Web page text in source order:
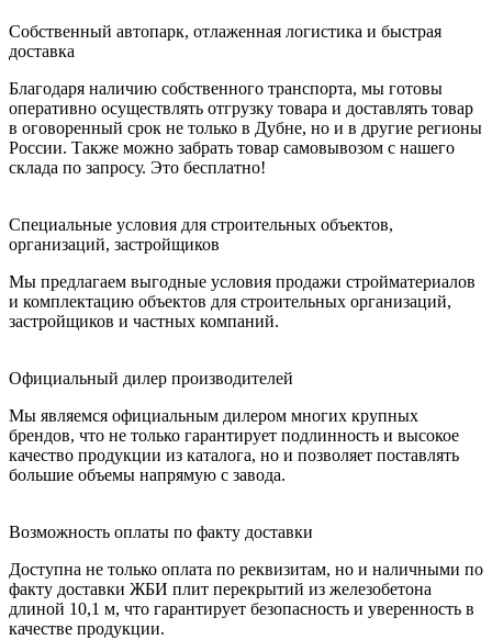
Собственный автопарк, отлаженная логистика и быстрая
доставка
Благодаря наличию собственного транспорта, мы готовы
оперативно осуществлять отгрузку товара и доставлять товар
в оговоренный срок не только в Дубне, но и в другие регионы
России. Также можно забрать товар самовывозом с нашего
склада по запросу. Это бесплатно!
Специальные условия для строительных объектов,
организаций, застройщиков
Мы предлагаем выгодные условия продажи стройматериалов
и комплектацию объектов для строительных организаций,
застройщиков и частных компаний.
Официальный дилер производителей
Мы являемся официальным дилером многих крупных
брендов, что не только гарантирует подлинность и высокое
качество продукции из каталога, но и позволяет поставлять
большие объемы напрямую с завода.
Возможность оплаты по факту доставки
Доступна не только оплата по реквизитам, но и наличными по
факту доставки ЖБИ плит перекрытий из железобетона
длиной 10,1 м, что гарантирует безопасность и уверенность в
качестве продукции.